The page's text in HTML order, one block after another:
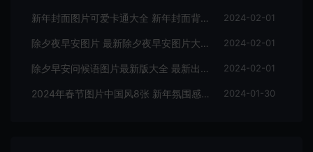
新年封面图片可爱卡通大全 新年封面背景图片手机壁纸 2024-02-01
除夕夜早安图片 最新除夕夜早安图片大全 2024-02-01
除夕早安问候语图片最新版大全 最新出炉早上好图片8张 2024-02-01
2024年春节图片中国风8张 新年氛围感图片最新大全 2024-01-30